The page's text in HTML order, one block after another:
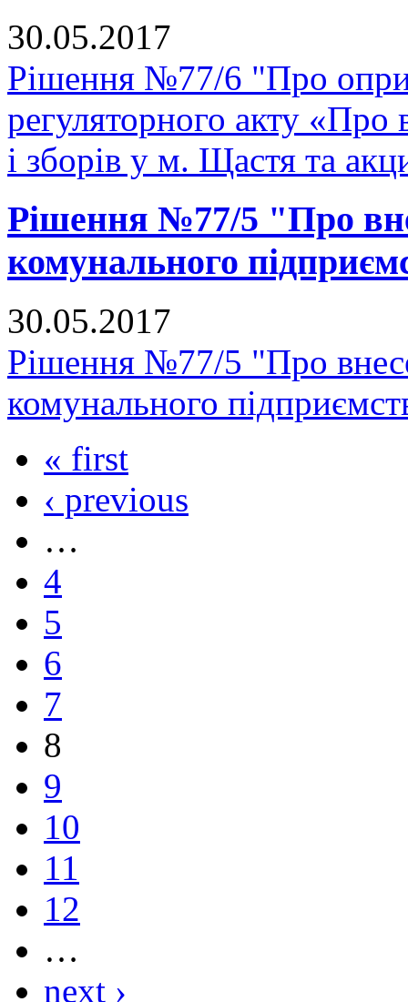
30.05.2017
Рішення №77/6 "Про
регуляторного акту «Про
і зборів у м. Щастя та
Рішення №77/5 "Про
комунального
30.05.2017
Рішення №77/5 "Про
комунального
« first
‹ previous
…
4
5
6
7
8
9
10
11
12
…
next ›